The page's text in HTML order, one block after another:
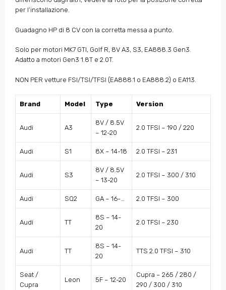
per l’installazione.
Guadagno HP di 8 CV con la corretta messa a punto.
Solo per motori MK7 GTI, Golf R, 8V A3, S3, EA888.3 Gen3.
Adatto a motori Gen3 1.8T e 2.0T.
NON PER vetture FSI/TSI/TFSI (EA888.1 o EA888.2) o EA113.
Brand Model Type Version
Audi A3
8V / 8.5V
– 12-20
2.0 TFSI – 190 / 220
Audi S1 8X – 14-18 2.0 TFSI – 231
Audi S3
8V / 8.5V
– 13-20
2.0 TFSI – 300 / 310
Audi SQ2 GA – 16-… 2.0 TFSI – 300
Audi TT
8S – 14-
20
2.0 TFSI – 230
Audi TT
8S – 14-
20
TTS 2.0 TFSI – 310
Seat /
Cupra
Leon 5F – 12-20
Cupra – 265 / 280 /
290 / 300 / 310